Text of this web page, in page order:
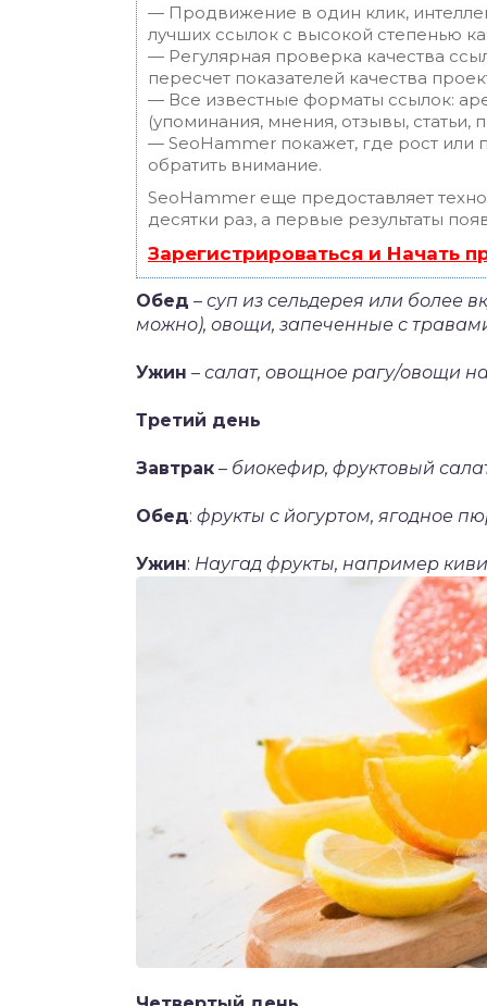
— Продвижение в один клик,
лучших ссылок с высокой степенью
— Регулярная проверка качества
пересчет показателей качества
— Все известные форматы ссылок:
(упоминания, мнения, отзывы, статьи,
— SeoHammer покажет, где рост или
обратить внимание.
SeoHammer еще предоставляет
десятки раз, а первые результаты
Зарегистрироваться и Начать
Обед – суп из сельдерея или более
можно), овощи, запеченные с
Ужин – салат, овощное рагу/овощи
Третий день
Завтрак – биокефир, фруктовый
Обед: фрукты с йогуртом, ягодное
Ужин: Наугад фрукты, например